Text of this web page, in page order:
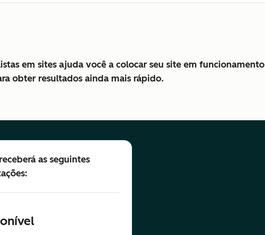
em sites ajuda você a colocar seu site em funcionamento
obter resultados ainda mais rápido.
as seguintes